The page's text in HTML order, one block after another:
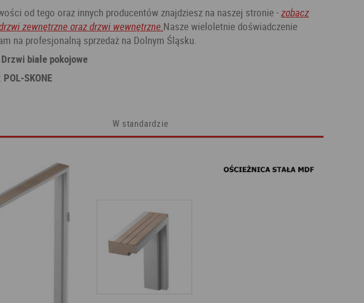
od tego oraz innych producentów znajdziesz na naszej stronie -zobacz
zewnętrzne oraz drzwi wewnętrzne.Nasze wieloletnie doświadczenie
na profesjonalną sprzedaż na Dolnym Śląsku.
Drzwi białe pokojowe
POL-SKONE
W standardzie